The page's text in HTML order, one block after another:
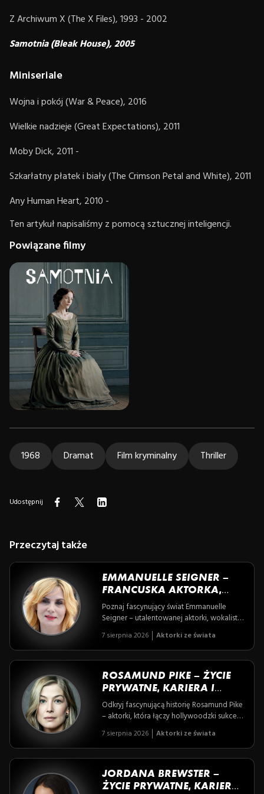
Z Archiwum X (The X Files), 1993 - 2002
Samotnia (Bleak House), 2005
Miniseriale
Wojna i pokój (War & Peace), 2016
Wielkie nadzieje (Great Expectations), 2011
Moby Dick, 2011 -
Szkarłatny płatek i biały (The Crimson Petal and White), 2011
Any Human Heart, 2010 -
Ten artykuł napisaliśmy z pomocą sztucznej inteligencji.
Powiązane filmy
1968 Dramat Film kryminalny Thriller
Udostępnij
Przeczytaj także
EMMANUELLE SEIGNER –
FRANCUSKA AKTORKA,
WOKALISTKA I MODELKA
Poznaj fascynujący świat Emmanuelle
Seigner – utalentowanej aktorki, wokalistki
i byłej modelki, której życie to połączenie
rodzinnych tradycji artystycznych i
nieustannego dążenia do twórczej
niezależności. Odkryj, jak dzięki
przełomowym rolom i wyjątkowej
osobowości zdobyła serce francuskiego
kina i sceny muzycznej.
7 sierpnia 2026 Aktorki ze świata
ROSAMUND PIKE – ŻYCIE
PRYWATNE, KARIERA I
CIEKAWOSTKI
Odkryj fascynującą historię Rosamund Pike
– aktorki, która łączy hollywoodzki sukces
z niezwykłą dbałością o prywatność i
głębokie zaangażowanie artystyczne.
Poznaj kobiecą siłę, pasję do teatru i
wielowymiarowe role, które uczyniły ją
ikoną współczesnego kina.
7 sierpnia 2026 Aktorki ze świata
JORDANA BREWSTER –
ŻYCIE PRYWATNE, KARIERA